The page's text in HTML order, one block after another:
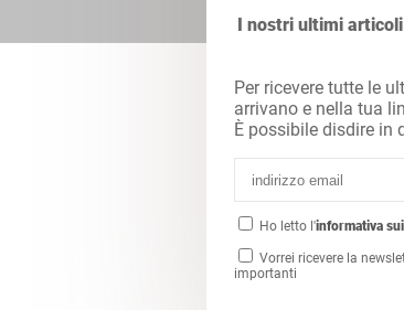
I nostri ultimi
Per ricevere tutte le
arrivano e nella tua
È possibile disdire in
Ho letto l'informativa
Vorrei ricevere la
importanti